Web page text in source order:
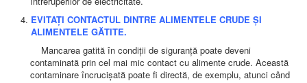
RESURSE UMANE
INFORMAŢII
PROGRAM VOLUNTARIAT
JURIDIC
EVITAȚI CONTACTUL DINTRE ALIMENTELE CRUDE ȘI
ALIMENTELE GĂTITE.
Mancarea gatită în condiții de siguranță poate deveni
contaminată prin cel mai mic contact cu alimente crude. Această
contaminare încrucișată poate fi directă, de exemplu, atunci când